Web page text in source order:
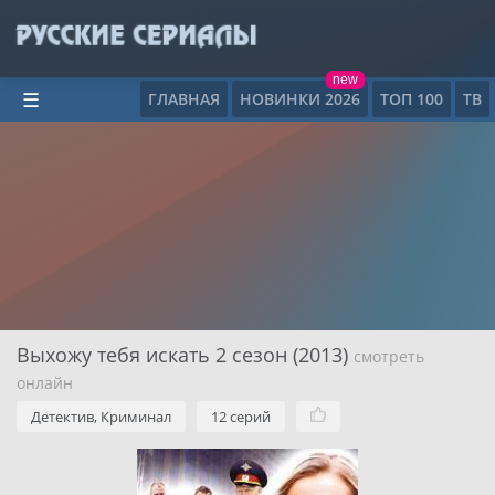
ГЛАВНАЯ НОВИНКИ 2026
new
ТОП 100 ТВ
☰
Выхожу тебя искать 2 сезон (2013) смотреть
онлайн
Детектив, Криминал 12 серий